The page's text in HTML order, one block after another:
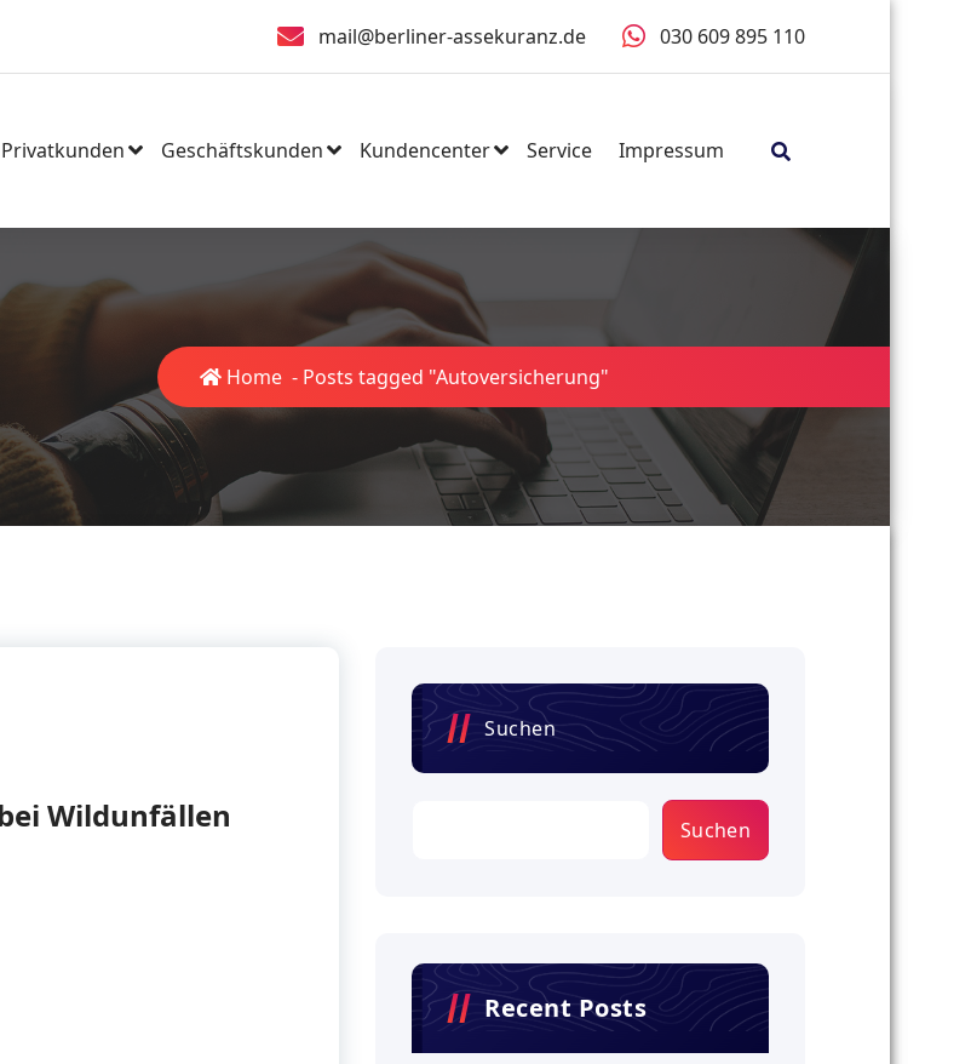
mail@berliner-assekuranz.de 030 609 895 110
Privatkunden Geschäftskunden Kundencenter Service Impressum
Home - Posts tagged "Autoversicherung"
Wildunfällen
Suchen
Suchen
Recent Posts